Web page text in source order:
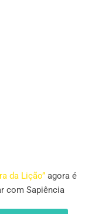
da Lição” agora é
com Sapiência